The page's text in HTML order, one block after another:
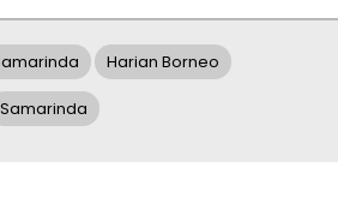
Harian Borneo
Samarinda